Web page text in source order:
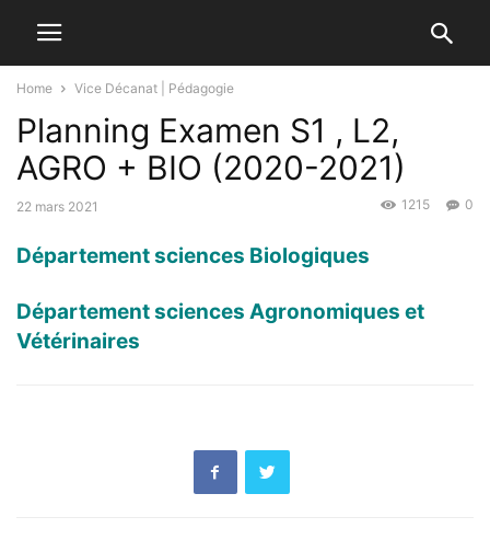
Home Vice Décanat | Pédagogie
Planning Examen S1 , L2,
AGRO + BIO (2020-2021)
22 mars 2021 0
1215
Département sciences Biologiques
Département sciences Agronomiques et
Vétérinaires